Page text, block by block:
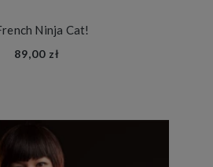
Ninja Cat!
89,00 zł